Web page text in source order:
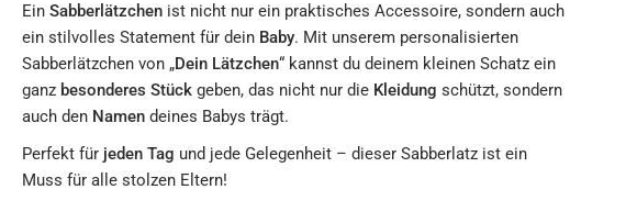
EinSabberlätzchen ist nicht nur ein praktisches Accessoire, sondern auch
ein stilvolles Statement für dein Baby. Mit unserem personalisierten
Sabberlätzchen von „Dein Lätzchen“ kannst du deinem kleinen Schatz ein
ganz besonderes Stückgeben, das nicht nur die Kleidungschützt, sondern
auch den Namendeines Babys trägt.
Perfekt für jeden Tag und jede Gelegenheit – dieser Sabberlatz ist ein
Muss für alle stolzen Eltern!